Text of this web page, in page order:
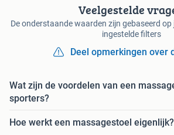
Veelgestelde
De onderstaande waarden zijn gebaseerd
ingestelde filters
Deel opmerkingen over
Wat zijn de voordelen van een
sporters?
Hoe werkt een massagestoel eigenlijk?